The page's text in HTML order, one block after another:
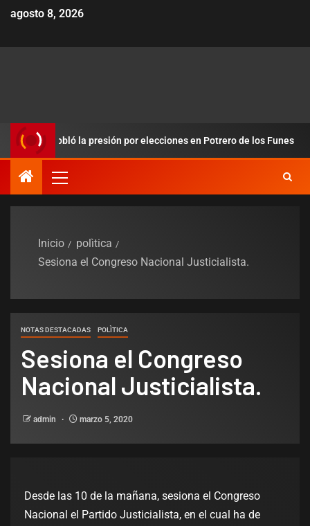
agosto 8, 2026
la presión por elecciones en Potrero de los Funes
Inicio
polìtica
Sesiona el Congreso Nacional Justicialista.
NOTAS DESTACADAS POLÌTICA
Sesiona el Congreso
Nacional Justicialista.
admin marzo 5, 2020
Desde las 10 de la mañana, sesiona el Congreso
Nacional el Partido Justicialista, en el cual ha de